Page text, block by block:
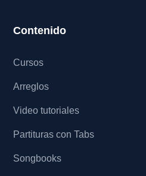
Contenido
Cursos
Arreglos
Video tutoriales
Partituras con Tabs
Songbooks